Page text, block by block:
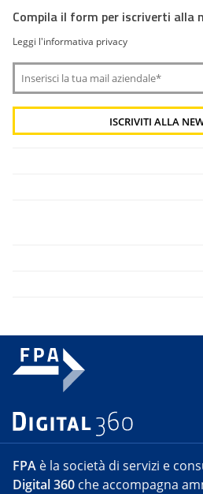
Compila il form per iscriverti alla
Leggi l'informativa privacy
FPA è la società di servizi e
Digital 360 che accompagna